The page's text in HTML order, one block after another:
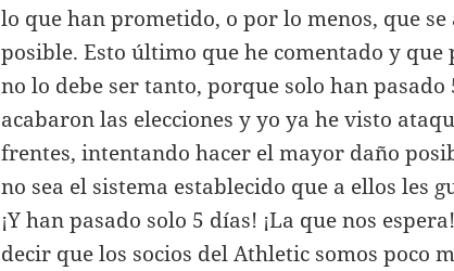
lo que han prometido, o por lo menos, que se
posible. Esto último que he comentado y que
no lo debe ser tanto, porque solo han pasado
acabaron las elecciones y yo ya he visto
frentes, intentando hacer el mayor daño
no sea el sistema establecido que a ellos les
¡Y han pasado solo 5 días! ¡La que nos
decir que los socios del Athletic somos poco